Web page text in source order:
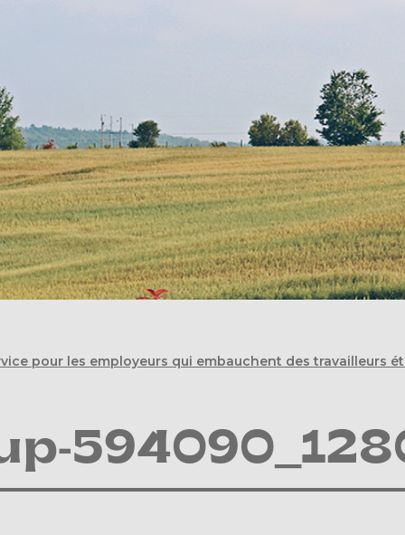
pour les employeurs qui embauchent des travailleurs